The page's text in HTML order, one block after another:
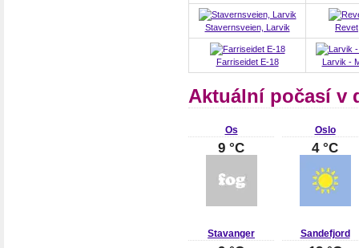
Stavernsveien, Larvik
Farriseidet E-18 Larvik -
Aktuální počasí v
Os
9 °C
Oslo
4 °C
Stavanger Sandefjord